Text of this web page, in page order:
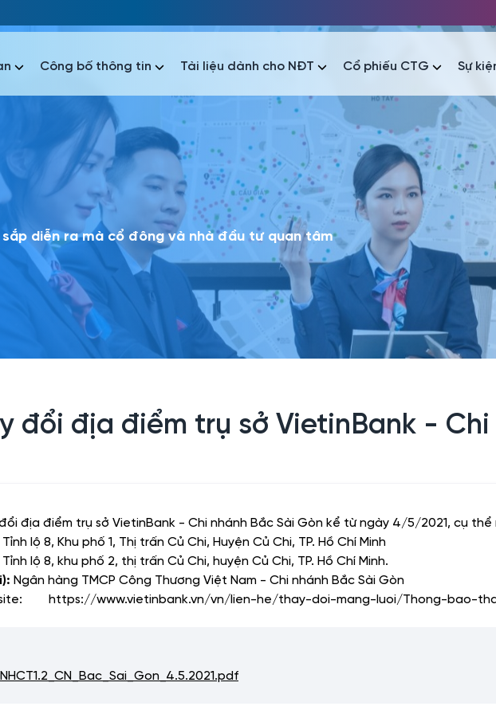
Phổ biến nhất
Báo cáo tài chính Thông tin giao dịch Công bố thông tin Sự kiện
Công bố thông tin Tài liệu dành cho NĐT Cổ phiếu CTG Sự
Phổ biến nhất
Thông tin giao dịch Công bố thông tin
diễn ra mà cổ đông và nhà đầu tư quan tâm
đổi địa điểm trụ sở VietinBank - Chi
địa điểm trụ sở VietinBank - Chi nhánh Bắc Sài Gòn kể từ ngày 4/5/2021, cụ thể
lộ 8, Khu phố 1, Thị trấn Củ Chi, Huyện Củ Chi, TP. Hồ Chí Minh
lộ 8, khu phố 2, thị trấn Củ Chi, huyện Củ Chi, TP. Hồ Chí Minh.
Ngân hàng TMCP Công Thương Việt Nam - Chi nhánh Bắc Sài Gòn
https://www.vietinbank.vn/vn/lien-he/thay-doi-mang-luoi/Thong-bao-